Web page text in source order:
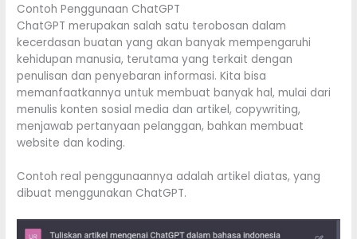
Contoh Penggunaan ChatGPT
ChatGPT merupakan salah satu terobosan dalam
kecerdasan buatan yang akan banyak mempengaruhi
kehidupan manusia, terutama yang terkait dengan
penulisan dan penyebaran informasi. Kita bisa
memanfaatkannya untuk membuat banyak hal, mulai dari
menulis konten sosial media dan artikel, copywriting,
menjawab pertanyaan pelanggan, bahkan membuat
website dan koding.
Contoh real penggunaannya adalah artikel diatas, yang
dibuat menggunakan ChatGPT.